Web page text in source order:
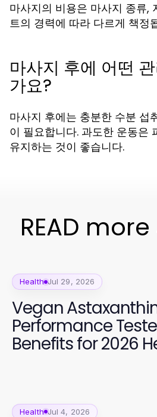
마사지의 비용은 마사지 종류,
트의 경력에 따라 다르게 책정
마사지 후에 어떤
가요?
마사지 후에는 충분한 수분 섭
이 필요합니다. 과도한 운동은
유지하는 것이 좋습니다.
READ
Health Jul 29, 2026
Vegan
Performance
Benefits for 2026
Health Jul 4, 2026